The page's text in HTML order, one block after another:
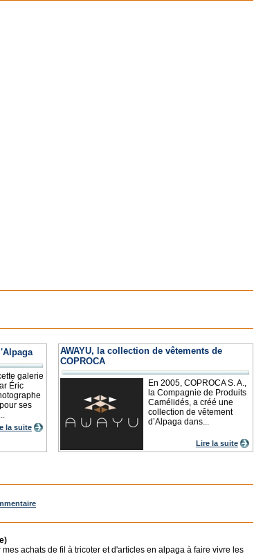
galerie
Éric
ses
la suite
AWAYU, la collection de vêtements de
COPROCA
En 2005, COPROCA S. A.,
la Compagnie de Produits
Camélidés, a créé une
collection de vêtement
d’Alpaga dans...
Lire la suite
achats de fil à tricoter et d'articles en alpaga à faire vivre les